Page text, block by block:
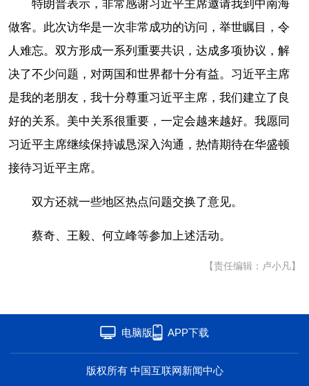
特朗普表示，非常感谢习近平主席邀请我到中南海
做客。此次访华是一次非常成功的访问，举世瞩目，令
人难忘。双方形成一系列重要共识，达成多项协议，解
决了不少问题，对两国和世界都十分有益。习近平主席
是我的老朋友，我十分尊重习近平主席，我们建立了良
好的关系。美中关系很重要，一定会越来越好。我愿同
习近平主席继续保持诚恳深入沟通，热情期待在华盛顿
接待习近平主席。
双方还就一些地区热点问题交换了意见。
蔡奇、王毅、何立峰等参加上述活动。
【责任编辑：卢小凡】
电脑版 APP下载
版权所有 中国互联网新闻中心